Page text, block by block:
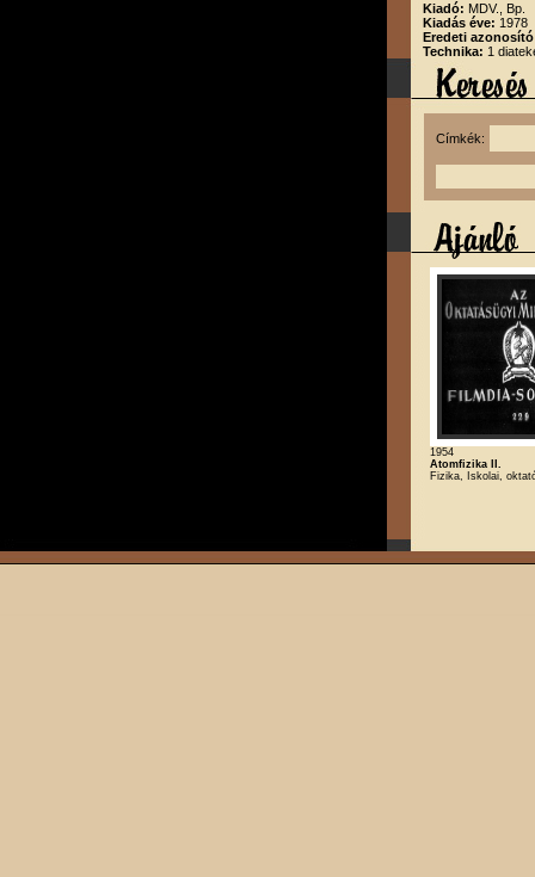
Kiadó: MDV., Bp.
Kiadás éve: 1978
Eredeti
Technika: 1
Címkék:
1954
Atomfizika II.
Fizika, Iskolai,